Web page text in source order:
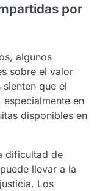
por
algunos
sobre el valor
que el
en
disponibles en
dificultad de
llevar a la
Los